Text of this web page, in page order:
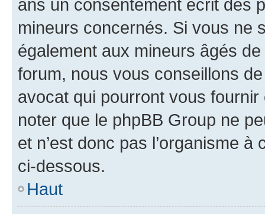
ans un consentement écrit des
mineurs concernés. Si vous ne
également aux mineurs âgés
forum, nous vous conseillons
avocat qui pourront vous
noter que le phpBB Group ne
et n’est donc pas l’organisme
ci-dessous.
Haut